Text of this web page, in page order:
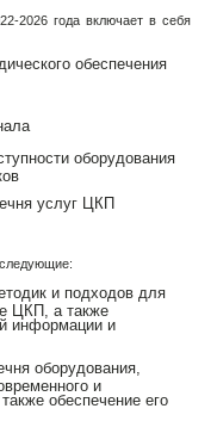
2026 года включает в себя
обеспечения
оборудования
услуг ЦКП
и подходов для
ЦКП, а также
информации и
оборудования,
и
обеспечение его